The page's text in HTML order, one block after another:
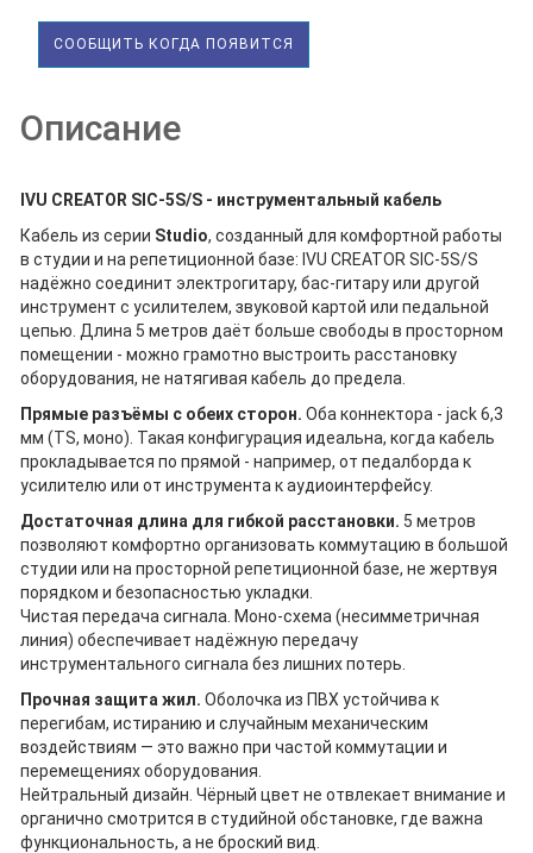
СООБЩИТЬ КОГДА ПОЯВИТСЯ
Описание
IVU CREATOR SIC‑5S/S - инструментальный кабель
Кабель из серии Studio, созданный для комфортной работы
в студии и на репетиционной базе: IVU CREATOR SIC‑5S/S
надёжно соединит электрогитару, бас‑гитару или другой
инструмент с усилителем, звуковой картой или педальной
цепью. Длина 5 метров даёт больше свободы в просторном
помещении - можно грамотно выстроить расстановку
оборудования, не натягивая кабель до предела.
Прямые разъёмы с обеих сторон. Оба коннектора - jack 6,3
мм (TS, моно). Такая конфигурация идеальна, когда кабель
прокладывается по прямой - например, от педалборда к
усилителю или от инструмента к аудиоинтерфейсу.
Достаточная длина для гибкой расстановки. 5 метров
позволяют комфортно организовать коммутацию в большой
студии или на просторной репетиционной базе, не жертвуя
порядком и безопасностью укладки.
Чистая передача сигнала. Моно‑схема (несимметричная
линия) обеспечивает надёжную передачу
инструментального сигнала без лишних потерь.
Прочная защита жил. Оболочка из ПВХ устойчива к
перегибам, истиранию и случайным механическим
воздействиям — это важно при частой коммутации и
перемещениях оборудования.
Нейтральный дизайн. Чёрный цвет не отвлекает внимание и
органично смотрится в студийной обстановке, где важна
функциональность, а не броский вид.